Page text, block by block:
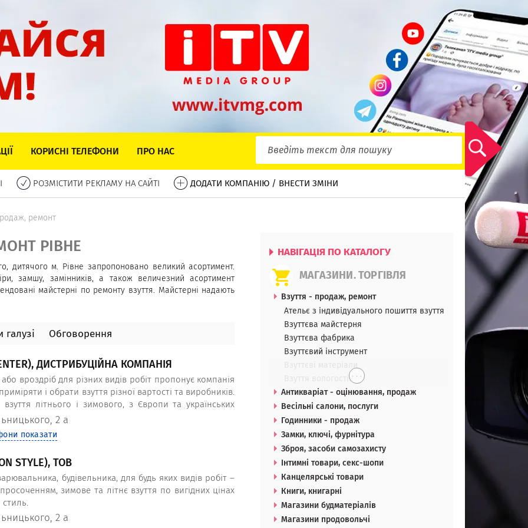
КОРИСНІ ТЕЛЕФОНИ ПРО НАС
РОЗМІСТИТИ РЕКЛАМУ НА САЙТІ ДОДАТИ КОМПАНІЮ / ВНЕСТИ ЗМІНИ
ремонт
РІВНЕ
дитячого м. Рівне запропоновано великий асортимент.
замшу, замінників, а також величезний асортимент
майстерні по ремонту взуття. Майстерні надають
галузі Обговорення
ДИСТРИБУЦІЙНА КОМПАНІЯ
вроздріб для різних видів робіт пропонує компанія
і обрати взуття різної вартості та виробників.
літнього і зимового, з Європи та українських
захисні поліуретанові (пенка) та гумові –
2 а
показати
STYLE), ТОВ
будівельника, для будь яких видів робіт –
зимове та літнє взуття по вигідних цінах
2 а
НАВІГАЦІЯ ПО КАТАЛОГУ
МАГАЗИНИ. ТОРГІВЛЯ
Взуття - продаж, ремонт
Ательє з індивідуального пошиття взуття
Взуттєва майстерня
Взуттєва фабрика
Взуттєвий інструмент
Взуттєві матеріали
Взуття вологостійке
. . .
Антикваріат - оцінювання, продаж
Весільні салони, послуги
Годинники - продаж
Замки, ключі, фурнітура
Зброя, засоби самозахисту
Інтимні товари, секс-шопи
Канцелярські товари
Книги, книгарні
Магазини будматеріалів
Магазини продовольчі